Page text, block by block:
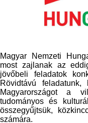
Magyar Nemzeti
most zajlanak az
jövőbeli feladatok
Rövidtávú
Magyarországot a
tudományos és
összegyűjtsük,
számára.